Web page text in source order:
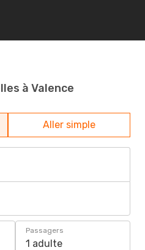
à Valence
Aller simple
Passagers
1 adulte